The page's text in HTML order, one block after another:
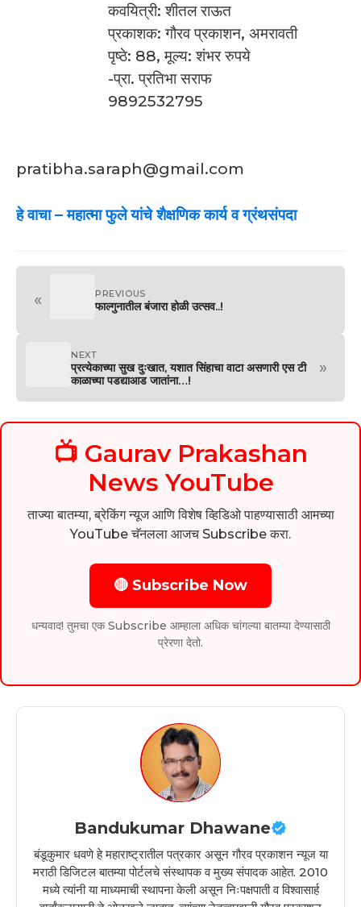
कवयित्री: शीतल राऊत
प्रकाशक: गौरव प्रकाशन, अमरावती
पृष्ठे: 88, मूल्य: शंभर रुपये
-प्रा. प्रतिभा सराफ
9892532795
pratibha.saraph@gmail.com
हे वाचा – महात्मा फुले यांचे शैक्षणिक कार्य व ग्रंथसंपदा
« PREVIOUS
फाल्गुनातील बंजारा होळी उत्सव..!
NEXT
प्रत्येकाच्या सुख दुःखात, यशात सिंहाचा वाटा असणारी एस टी
काळाच्या पडद्याआड जातांना…!
»
📺 Gaurav Prakashan
News YouTube
ताज्या बातम्या, ब्रेकिंग न्यूज आणि विशेष व्हिडिओ पाहण्यासाठी आमच्या
YouTube चॅनलला आजच Subscribe करा.
🔴 Subscribe Now
धन्यवाद! तुमचा एक Subscribe आम्हाला अधिक चांगल्या बातम्या देण्यासाठी
प्रेरणा देतो.
Bandukumar Dhawane
बंडूकुमार धवणे हे महाराष्ट्रातील पत्रकार असून गौरव प्रकाशन न्यूज या
मराठी डिजिटल बातम्या पोर्टलचे संस्थापक व मुख्य संपादक आहेत. 2010
मध्ये त्यांनी या माध्यमाची स्थापना केली असून निःपक्षपाती व विश्वासार्ह